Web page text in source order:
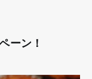
ーン！